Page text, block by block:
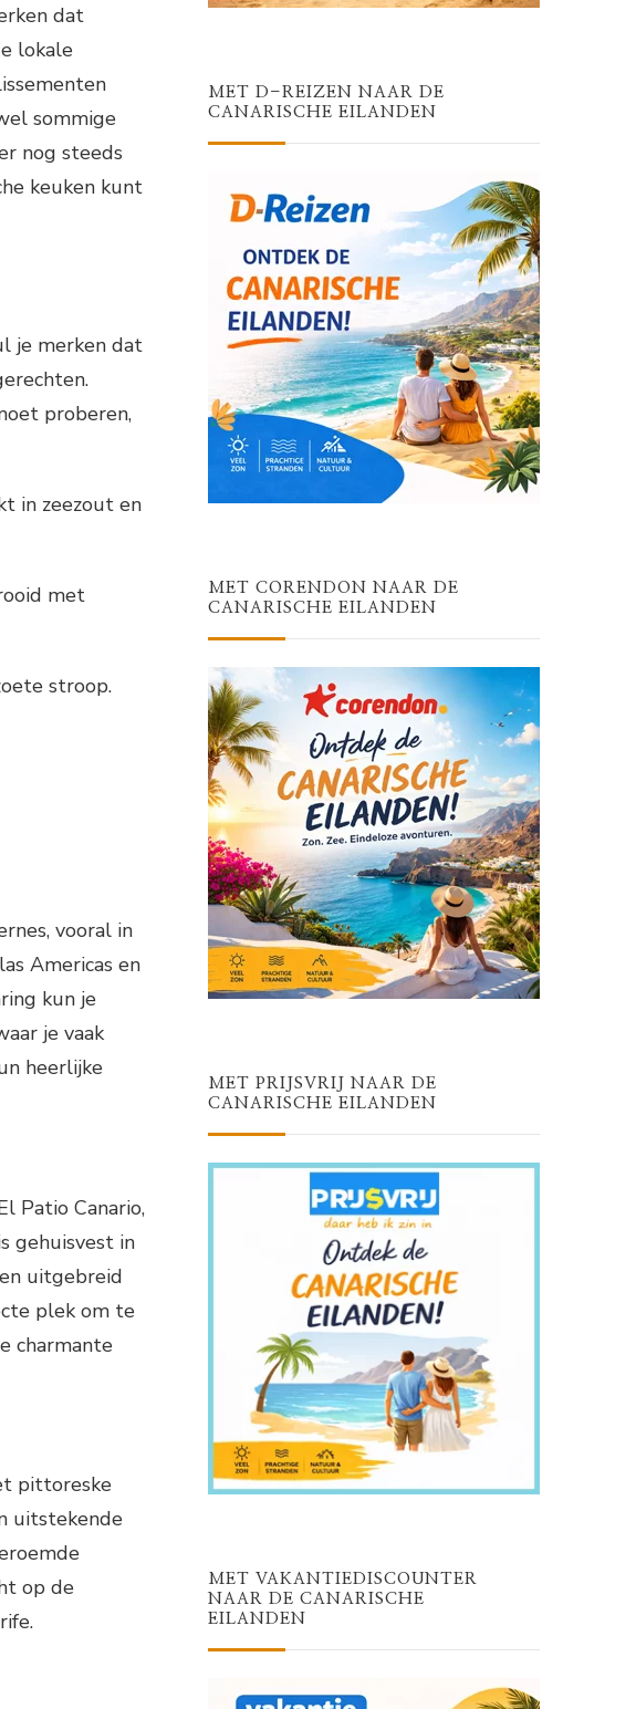
dat
lokale
sommige
nog steeds
keuken kunt
je merken dat
proberen,
in zeezout en
met
stroop.
vooral in
Americas en
kun je
je vaak
heerlijke
Patio Canario,
gehuisvest in
uitgebreid
plek om te
charmante
pittoreske
uitstekende
op de
MET D-REIZEN NAAR DE
CANARISCHE EILANDEN
MET CORENDON NAAR DE
CANARISCHE EILANDEN
MET PRIJSVRIJ NAAR DE
CANARISCHE EILANDEN
MET VAKANTIEDISCOUNTER
NAAR DE CANARISCHE
EILANDEN